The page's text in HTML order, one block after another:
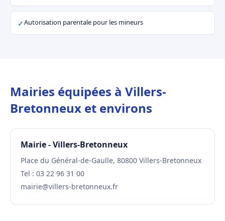
✓Autorisation parentale pour les mineurs
Mairies équipées à Villers-
Bretonneux et environs
Mairie - Villers-Bretonneux
Place du Général-de-Gaulle, 80800 Villers-Bretonneux
Tel : 03 22 96 31 00
mairie@villers-bretonneux.fr